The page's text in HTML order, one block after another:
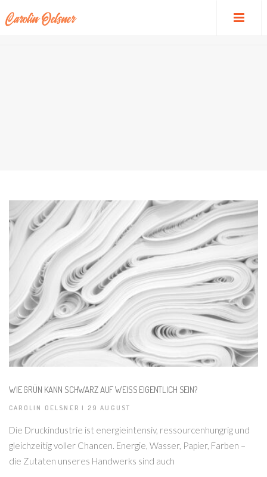
WIE GRÜN KANN SCHWARZ AUF WEISS EIGENTLICH SEIN?
CAROLIN OELSNER | 29 AUGUST
Die Druckindustrie ist energieintensiv, ressourcenhungrig und
gleichzeitig voller Chancen. Energie, Wasser, Papier, Farben –
die Zutaten unseres Handwerks sind auch